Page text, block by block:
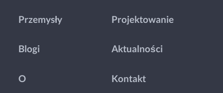
Przemysły Projektowanie
Blogi Aktualności
O Kontakt